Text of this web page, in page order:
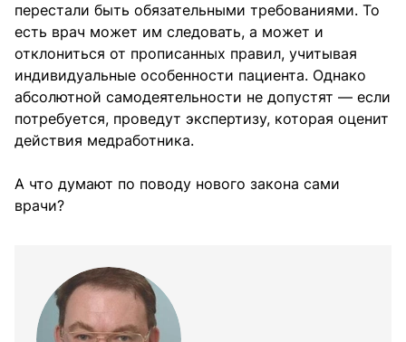
перестали быть обязательными требованиями. То
есть врач может им следовать, а может и
отклониться от прописанных правил, учитывая
индивидуальные особенности пациента. Однако
абсолютной самодеятельности не допустят — если
потребуется, проведут экспертизу, которая оценит
действия медработника.
А что думают по поводу нового закона сами
врачи?